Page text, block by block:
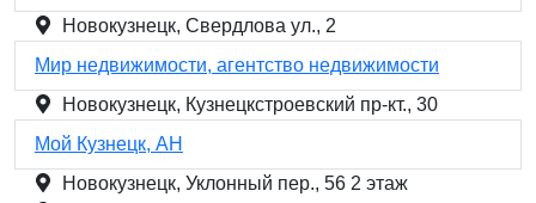
Новокузнецк, Свердлова ул., 2
Мир недвижимости, агентство недвижимости
Новокузнецк, Кузнецкстроевский пр-кт., 30
Мой Кузнецк, АН
Новокузнецк, Уклонный пер., 56 2 этаж